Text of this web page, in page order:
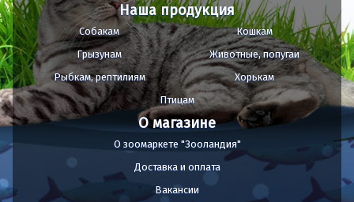
Наша продукция
Собакам
Кошкам
Грызунам
Животные, попугаи
Рыбкам, рептилиям
Хорькам
Птицам
О магазине
О зоомаркете "Зооландия"
Доставка и оплата
Вакансии